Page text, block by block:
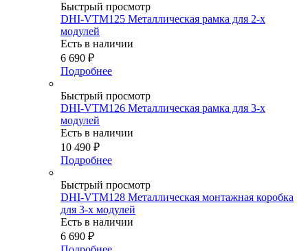
Быстрый просмотр
DHI-VTM125 Металлическая рамка для 2-х
модулей
Есть в наличии
6 690 ₽
Подробнее
Быстрый просмотр
DHI-VTM126 Металлическая рамка для 3-х
модулей
Есть в наличии
10 490 ₽
Подробнее
Быстрый просмотр
DHI-VTM128 Металлическая монтажная коробка
для 3-х модулей
Есть в наличии
6 690 ₽